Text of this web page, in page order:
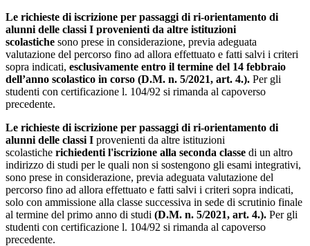
Le richieste di iscrizione per passaggi di ri-orientamento di
alunni delle classi I provenienti da altre istituzioni
scolastiche sono prese in considerazione, previa adeguata
valutazione del percorso fino ad allora effettuato e fatti salvi i criteri
sopra indicati, esclusivamente entro il termine del 14 febbraio
dell’anno scolastico in corso (D.M. n. 5/2021, art. 4.). Per gli
studenti con certificazione l. 104/92 si rimanda al capoverso
precedente.
Le richieste di iscrizione per passaggi di ri-orientamento di
alunni delle classi I provenienti da altre istituzioni
scolastiche richiedenti l'iscrizione alla seconda classe di un altro
indirizzo di studi per le quali non si sostengono gli esami integrativi,
sono prese in considerazione, previa adeguata valutazione del
percorso fino ad allora effettuato e fatti salvi i criteri sopra indicati,
solo con ammissione alla classe successiva in sede di scrutinio finale
al termine del primo anno di studi (D.M. n. 5/2021, art. 4.). Per gli
studenti con certificazione l. 104/92 si rimanda al capoverso
precedente.